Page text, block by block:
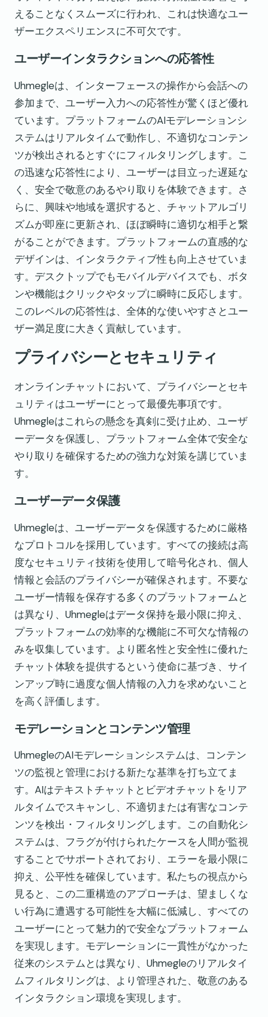
えることなくスムーズに行われ、これは快適なユー
ザーエクスペリエンスに不可欠です。
ユーザーインタラクションへの応答性
Uhmegleは、インターフェースの操作から会話への
参加まで、ユーザー入力への応答性が驚くほど優れ
ています。プラットフォームのAIモデレーションシ
ステムはリアルタイムで動作し、不適切なコンテン
ツが検出されるとすぐにフィルタリングします。こ
の迅速な応答性により、ユーザーは目立った遅延な
く、安全で敬意のあるやり取りを体験できます。さ
らに、興味や地域を選択すると、チャットアルゴリ
ズムが即座に更新され、ほぼ瞬時に適切な相手と繋
がることができます。プラットフォームの直感的な
デザインは、インタラクティブ性も向上させていま
す。デスクトップでもモバイルデバイスでも、ボタ
ンや機能はクリックやタップに瞬時に反応します。
このレベルの応答性は、全体的な使いやすさとユー
ザー満足度に大きく貢献しています。
プライバシーとセキュリティ
オンラインチャットにおいて、プライバシーとセキ
ュリティはユーザーにとって最優先事項です。
Uhmegleはこれらの懸念を真剣に受け止め、ユーザ
ーデータを保護し、プラットフォーム全体で安全な
やり取りを確保するための強力な対策を講じていま
す。
ユーザーデータ保護
Uhmegleは、ユーザーデータを保護するために厳格
なプロトコルを採用しています。すべての接続は高
度なセキュリティ技術を使用して暗号化され、個人
情報と会話のプライバシーが確保されます。不要な
ユーザー情報を保存する多くのプラットフォームと
は異なり、Uhmegleはデータ保持を最小限に抑え、
プラットフォームの効率的な機能に不可欠な情報の
みを収集しています。より匿名性と安全性に優れた
チャット体験を提供するという使命に基づき、サイ
ンアップ時に過度な個人情報の入力を求めないこと
を高く評価します。
モデレーションとコンテンツ管理
UhmegleのAIモデレーションシステムは、コンテン
ツの監視と管理における新たな基準を打ち立てま
す。AIはテキストチャットとビデオチャットをリア
ルタイムでスキャンし、不適切または有害なコンテ
ンツを検出・フィルタリングします。この自動化シ
ステムは、フラグが付けられたケースを人間が監視
することでサポートされており、エラーを最小限に
抑え、公平性を確保しています。私たちの視点から
見ると、この二重構造のアプローチは、望ましくな
い行為に遭遇する可能性を大幅に低減し、すべての
ユーザーにとって魅力的で安全なプラットフォーム
を実現します。モデレーションに一貫性がなかった
従来のシステムとは異なり、Uhmegleのリアルタイ
ムフィルタリングは、より管理された、敬意のある
インタラクション環境を実現します。